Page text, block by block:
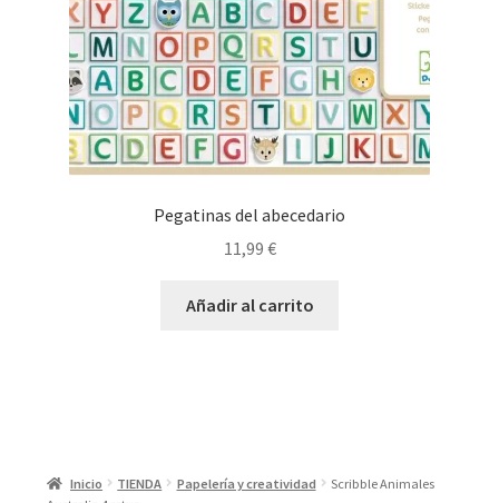
Pegatinas del abecedario
11,99 €
Añadir al carrito
Inicio TIENDA Papelería y creatividad
Scribble Animales